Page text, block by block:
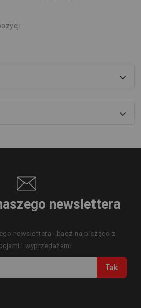
newslettera
newslettera i bądź na bieżąco z
i wyprzedażami